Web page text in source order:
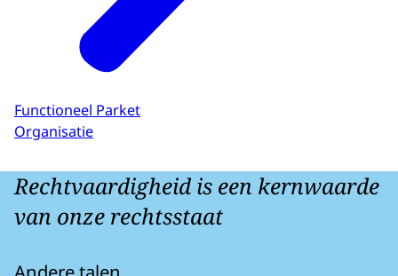
Functioneel Parket
Organisatie
Rechtvaardigheid is een kernwaarde
van onze rechtsstaat